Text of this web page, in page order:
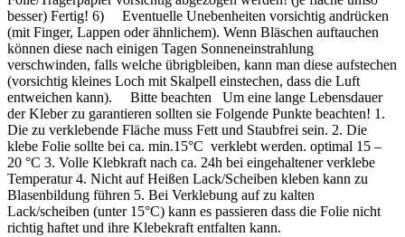
besser) Fertig! 6) Eventuelle Unebenheiten vorsichtig andrücken
(mit Finger, Lappen oder ähnlichem). Wenn Bläschen auftauchen
können diese nach einigen Tagen Sonneneinstrahlung
verschwinden, falls welche übrigbleiben, kann man diese aufstechen
(vorsichtig kleines Loch mit Skalpell einstechen, dass die Luft
entweichen kann). Bitte beachten Um eine lange Lebensdauer
der Kleber zu garantieren sollten sie Folgende Punkte beachten! 1.
Die zu verklebende Fläche muss Fett und Staubfrei sein. 2. Die
klebe Folie sollte bei ca. min.15°C verklebt werden. optimal 15 –
20 °C 3. Volle Klebkraft nach ca. 24h bei eingehaltener verklebe
Temperatur 4. Nicht auf Heißen Lack/Scheiben kleben kann zu
Blasenbildung führen 5. Bei Verklebung auf zu kalten
Lack/scheiben (unter 15°C) kann es passieren dass die Folie nicht
richtig haftet und ihre Klebekraft entfalten kann.